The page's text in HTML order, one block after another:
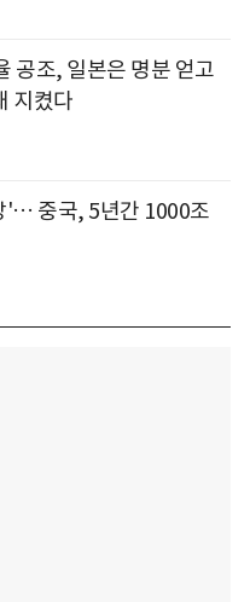
공조, 일본은 명분 얻고
지켰다
'… 중국, 5년간 1000조